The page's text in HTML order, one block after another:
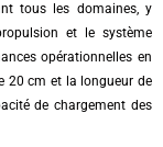
tous les domaines, y
et le système
opérationnelles en
20 cm et la longueur de
de chargement des